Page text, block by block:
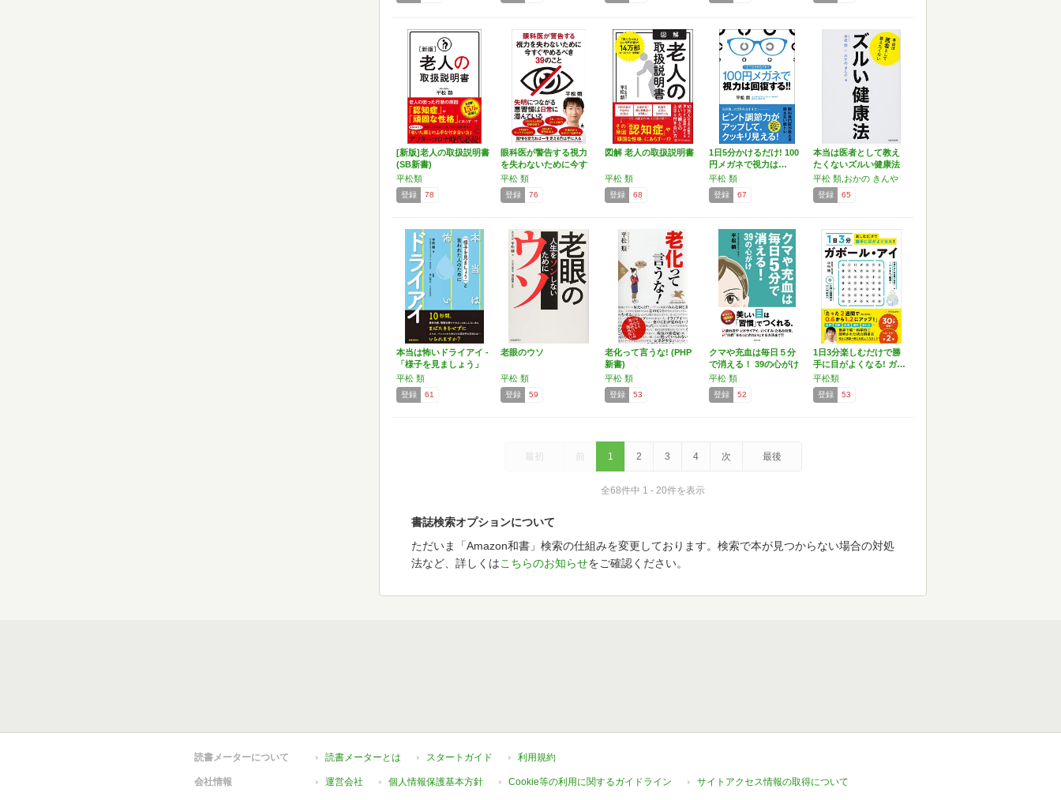
[新版]老人の取扱説明書
(SB新書)
平松類
登録 78
眼科医が警告する視力
を失わないために今す
ぐや…
平松 類
登録 76
図解 老人の取扱説明書
平松 類
登録 68
1日5分かけるだけ! 100
円メガネで視力は…
平松 類
登録 67
本当は医者として教え
たくないズルい健康法
平松 類,おかの きんや
登録 65
本当は怖いドライアイ -
「様子を見ましょう」
…
平松 類
登録 61
老眼のウソ
平松 類
登録 59
老化って言うな! (PHP
新書)
平松 類
登録 53
クマや充血は毎日５分
で消える！ 39の心がけ
平松 類
登録 52
1日3分楽しむだけで勝
手に目がよくなる! ガ…
平松類
登録 53
最初 前 1 2 3 4 次 最後
全68件中 1 - 20件を表示
書誌検索オプションについて
ただいま「Amazon和書」検索の仕組みを変更しております。検索で本が見つからない場合の対処
法など、詳しくはこちらのお知らせをご確認ください。
読書メーターについて 読書メーターとは スタートガイド 利用規約
会社情報 運営会社 個人情報保護基本方針 Cookie等の利用に関するガイドライン サイトアクセス情報の取得について